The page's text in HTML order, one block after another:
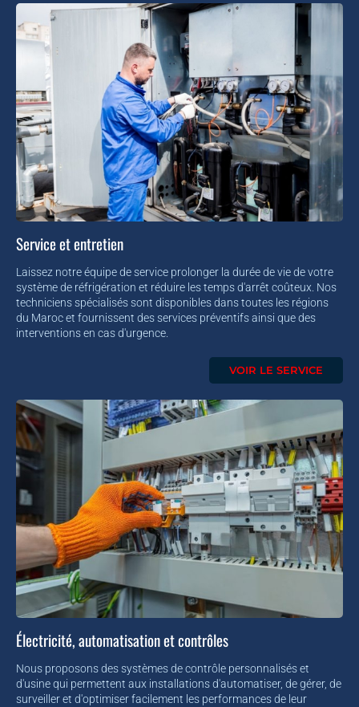
Service et entretien
Laissez notre équipe de service prolonger la durée de vie de votre
système de réfrigération et réduire les temps d'arrêt coûteux. Nos
techniciens spécialisés sont disponibles dans toutes les régions
du Maroc et fournissent des services préventifs ainsi que des
interventions en cas d'urgence.
VOIR LE SERVICE
Électricité, automatisation et contrôles
Nous proposons des systèmes de contrôle personnalisés et
d'usine qui permettent aux installations d'automatiser, de gérer, de
surveiller et d'optimiser facilement les performances de leur